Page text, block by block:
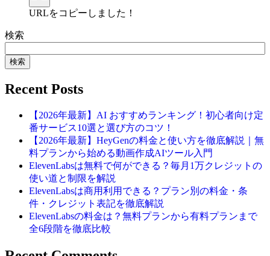
URLをコピーしました！
検索
検索
Recent Posts
【2026年最新】AI おすすめランキング！初心者向け定
番サービス10選と選び方のコツ！
【2026年最新】HeyGenの料金と使い方を徹底解説｜無
料プランから始める動画作成AIツール入門
ElevenLabsは無料で何ができる？毎月1万クレジットの
使い道と制限を解説
ElevenLabsは商用利用できる？プラン別の料金・条
件・クレジット表記を徹底解説
ElevenLabsの料金は？無料プランから有料プランまで
全6段階を徹底比較